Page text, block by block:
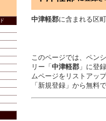
中津軽郡に含まれる区
このページでは、ペン
リー「中津軽郡 」に登
ムページをリストアッ
「新規登録」から無料